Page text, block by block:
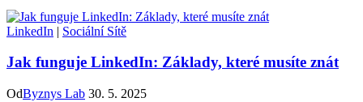
LinkedIn | Sociální Sítě
Jak funguje LinkedIn: Základy, které musíte znát
OdByznys Lab 30. 5. 2025